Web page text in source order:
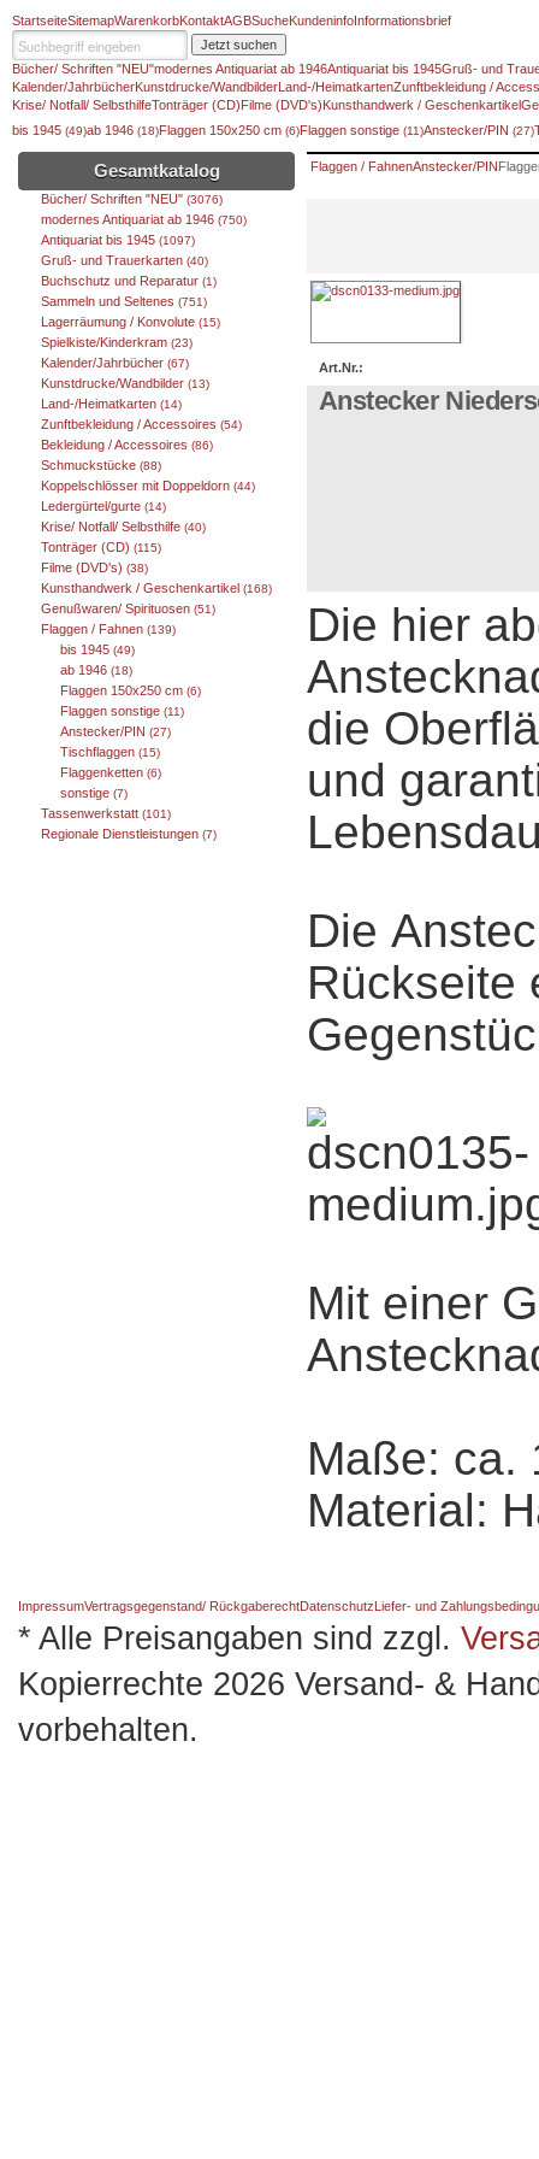
StartseiteSitemapWarenkorbKontaktAGBSucheKundeninfoInformationsbrief
Jetzt suchen
Bücher/ Schriften "NEU"modernes Antiquariat ab 1946Antiquariat bis 1945Gruß- und
Kalender/JahrbücherKunstdrucke/Wandbilder Land-/HeimatkartenZunftbekleidung /
Krise/ Notfall/ SelbsthilfeTonträger (CD) Filme (DVD's) Kunsthandwerk / Geschenkartikel
bis 1945 (49)ab 1946 (18)Flaggen 150x250 cm (6)Flaggen sonstige (11)Anstecker/PIN (27)
Gesamtkatalog
Bücher/ Schriften "NEU" (3076)
modernes Antiquariat ab 1946 (750)
Antiquariat bis 1945 (1097)
Gruß- und Trauerkarten (40)
Buchschutz und Reparatur (1)
Sammeln und Seltenes (751)
Lagerräumung / Konvolute (15)
Spielkiste/Kinderkram (23)
Kalender/Jahrbücher (67)
Kunstdrucke/Wandbilder (13)
Land-/Heimatkarten (14)
Zunftbekleidung / Accessoires (54)
Bekleidung / Accessoires (86)
Schmuckstücke (88)
Koppelschlösser mit Doppeldorn (44)
Ledergürtel/gurte (14)
Krise/ Notfall/ Selbsthilfe (40)
Tonträger (CD) (115)
Filme (DVD's) (38)
Kunsthandwerk / Geschenkartikel (168)
Genußwaren/ Spirituosen (51)
Flaggen / Fahnen (139)
bis 1945 (49)
ab 1946 (18)
Flaggen 150x250 cm (6)
Flaggen sonstige (11)
Anstecker/PIN (27)
Tischflaggen (15)
Flaggenketten (6)
sonstige (7)
Tassenwerkstatt (101)
Regionale Dienstleistungen (7)
Flaggen / FahnenAnstecker/PIN
Art.Nr.:
Anstecker
Die hier
die
und
Die
Rückseite
Mit einer
Maße: ca.
Material:
ImpressumVertragsgegenstand/ RückgaberechtDatenschutzLiefer- und
* Alle Preisangaben sind zzgl.
Kopierrechte 2026 Versand- &
vorbehalten.